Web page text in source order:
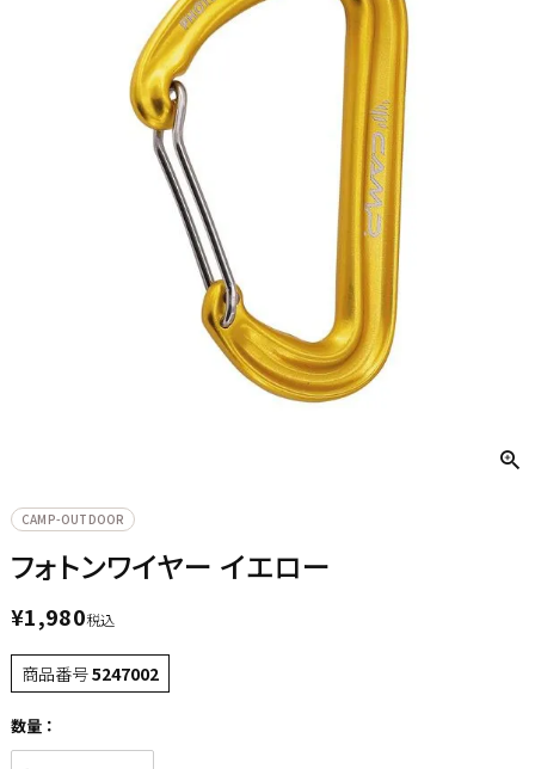
CAMP-OUTDOOR
フォトンワイヤー イエロー
¥1,980税込
商品番号5247002